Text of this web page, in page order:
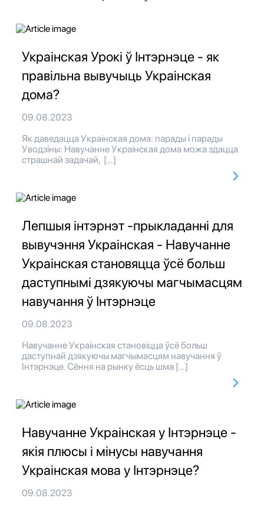
Украінская Урокі ў Інтэрнэце - як
правільна вывучыць Украінская
дома?
09.08.2023
Як даведацца Украінская дома: парады і парады
Уводзіны: Навучанне Украінская дома можа здацца
страшнай задачай, […]
Лепшыя інтэрнэт -прыкладанні для
вывучэння Украінская - Навучанне
Украінская становяцца ўсё больш
даступнымі дзякуючы магчымасцям
навучання ў Інтэрнэце
09.08.2023
Навучанне Украінская становіцца ўсё больш
даступнай дзякуючы магчымасцям навучання ў
Інтэрнэце. Сёння на рынку ёсць шма […]
Навучанне Украінская у Інтэрнэце -
якія плюсы і мінусы навучання
Украінская мова у Інтэрнэце?
09.08.2023